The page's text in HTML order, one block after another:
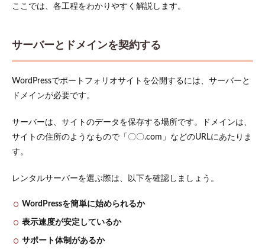
クセス解
BackWPup（バ
WordPress
でポート
によくあ
る失敗
量が
ぎて
にく
る
ここでは、各工程をわかりやすく解説します。
サーバーとドメインを契約する
WordPressでポートフォリオサイトを公開するには、サーバーと
ドメインが必要です。
サーバーは、サイトのデータを保存する場所です。ドメインは、
サイトの住所のようなもので「〇〇.com」などのURLにあたりま
す。
レンタルサーバーを選ぶ際は、以下を確認しましょう。
WordPressを簡単に始められるか
表示速度が安定しているか
サポート体制があるか